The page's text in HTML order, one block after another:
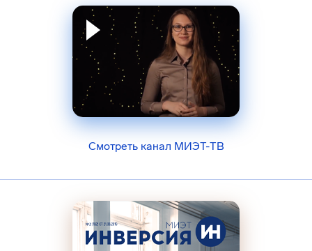
Смотреть канал МИЭТ-ТВ